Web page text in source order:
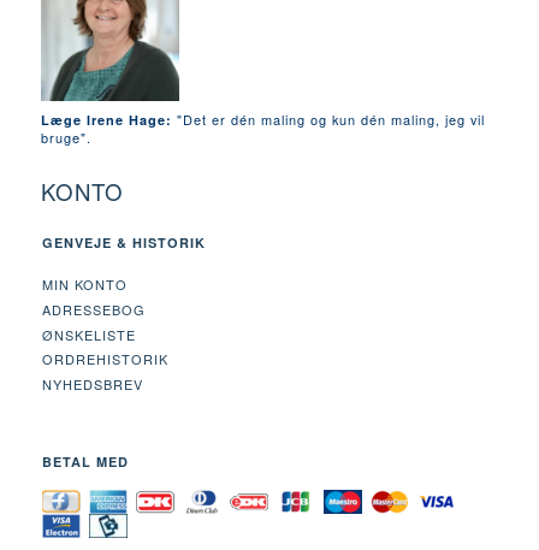
Læge Irene Hage: "Det er dén maling og kun dén maling, jeg vil
bruge".
KONTO
GENVEJE & HISTORIK
MIN KONTO
ADRESSEBOG
ØNSKELISTE
ORDREHISTORIK
NYHEDSBREV
BETAL MED